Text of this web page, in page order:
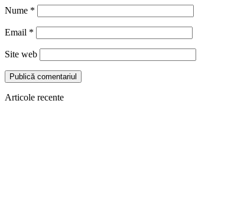
Nume *
Email *
Site web
Articole recente